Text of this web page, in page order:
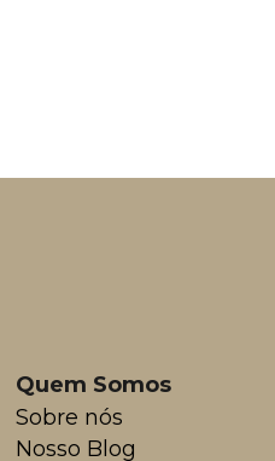
Quem Somos
Sobre nós
Nosso Blog